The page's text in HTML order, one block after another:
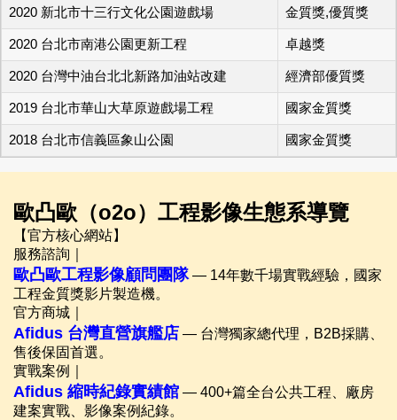
2020 新北市十三行文化公園遊戲場 金質獎,優質獎
2020 台北市南港公園更新工程 卓越獎
2020 台灣中油台北北新路加油站改建 經濟部優質獎
2019 台北市華山大草原遊戲場工程 國家金質獎
2018 台北市信義區象山公園 國家金質獎
歐凸歐（o2o）工程影像生態系導覽
【官方核心網站】
服務諮詢｜
歐凸歐工程影像顧問團隊— 14年數千場實戰經驗，國家
工程金質獎影片製造機。
官方商城｜
Afidus 台灣直營旗艦店 — 台灣獨家總代理，B2B採購、
售後保固首選。
實戰案例｜
Afidus 縮時紀錄實績館 — 400+篇全台公共工程、廠房
建案實戰、影像案例紀錄。